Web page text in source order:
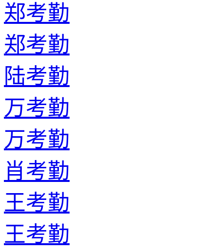
郑考勤
郑考勤
陆考勤
万考勤
万考勤
肖考勤
王考勤
王考勤